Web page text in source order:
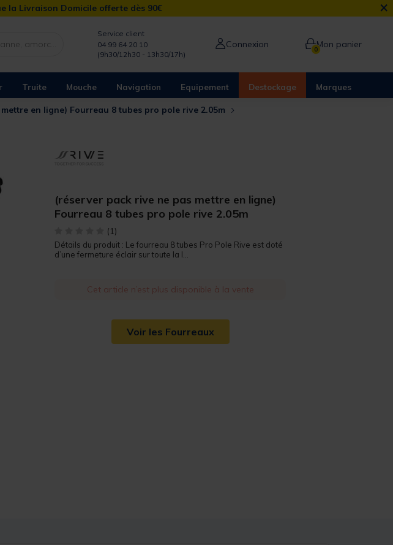
la Livraison Domicile offerte dès 90€ ×
Service client
04 99 64 20 10
(9h30/12h30 - 13h30/17h)
Connexion 0Mon panier
Truite Mouche Navigation Equipement Destockage Marques
en ligne) Fourreau 8 tubes pro pole rive 2.05m
(réserver pack rive ne pas mettre en ligne)
Fourreau 8 tubes pro pole rive 2.05m
[object Object] out of 5 Customer Rating
(1)
Détails du produit : Le fourreau 8 tubes Pro Pole Rive est doté
d’une fermeture éclair sur toute la l...
Cet article n’est plus disponible à la vente
Voir les Fourreaux